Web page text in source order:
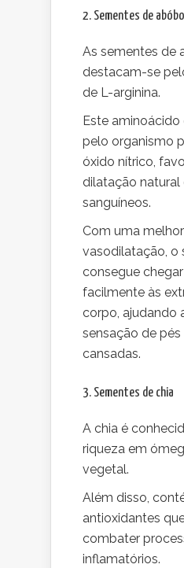
2. Sementes de
As sementes de
destacam-se
de L-arginina.
Este
pelo organismo
óxido nítrico,
dilatação natural
sanguíneos.
Com uma melhor
vasodilatação, o
consegue
facilmente às
corpo, ajudando
sensação de pés
cansadas.
3. Sementes de chia
A chia é
riqueza em
vegetal.
Além disso,
antioxidantes
combater
inflamatórios.